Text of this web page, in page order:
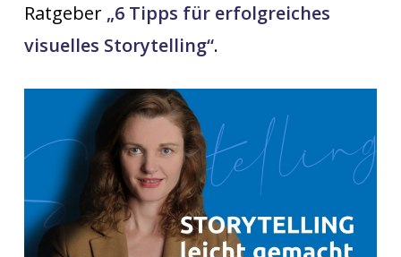
Ratgeber „6 Tipps für erfolgreiches
visuelles Storytelling“.